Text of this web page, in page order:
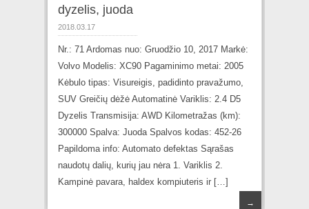
dyzelis, juoda
2018.03.17
Nr.: 71 Ardomas nuo: Gruodžio 10, 2017 Markė:
Volvo Modelis: XC90 Pagaminimo metai: 2005
Kėbulo tipas: Visureigis, padidinto pravažumo,
SUV Greičių dėžė Automatinė Variklis: 2.4 D5
Dyzelis Transmisija: AWD Kilometražas (km):
300000 Spalva: Juoda Spalvos kodas: 452-26
Papildoma info: Automato defektas Sąrašas
naudotų dalių, kurių jau nėra 1. Variklis 2.
Kampinė pavara, haldex kompiuteris ir […]
→